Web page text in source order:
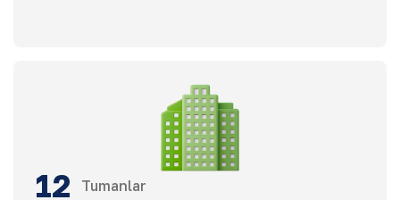
12 Tumanlar